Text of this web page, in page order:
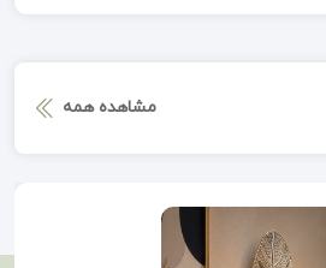
مشاهده همه